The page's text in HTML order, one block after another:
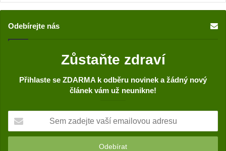
Odebírejte nás
Zůstaňte zdraví
Přihlaste se ZDARMA k odběru novinek a žádný nový
článek vám už neunikne!
m